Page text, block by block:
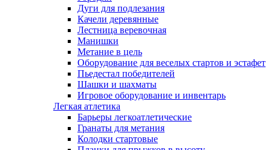
Дуги для подлезания
Качели деревянные
Лестница веревочная
Манишки
Метание в цель
Оборудование для веселых стартов и эстафет
Пьедестал победителей
Шашки и шахматы
Игровое оборудование и инвентарь
Легкая атлетика
Барьеры легкоатлетические
Гранаты для метания
Колодки стартовые